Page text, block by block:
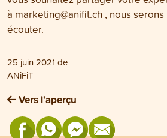
à marketing@anifit.ch , nous
écouter.
25 juin 2021 de
ANiFiT
Vers l'aperçu